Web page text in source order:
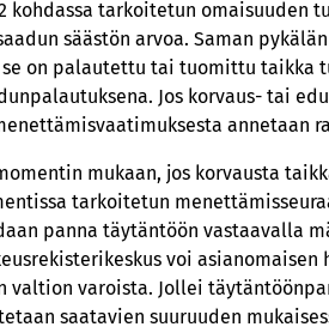
kohdassa tarkoitetun omaisuuden
säästön arvoa. Saman
on palautettu tai tuomittu taikka
Jos korvaus- tai
annetaan
mukaan, jos korvausta
tarkoitetun
panna täytäntöön vastaavalla
voi
valtion varoista. Jollei
saatavien suuruuden